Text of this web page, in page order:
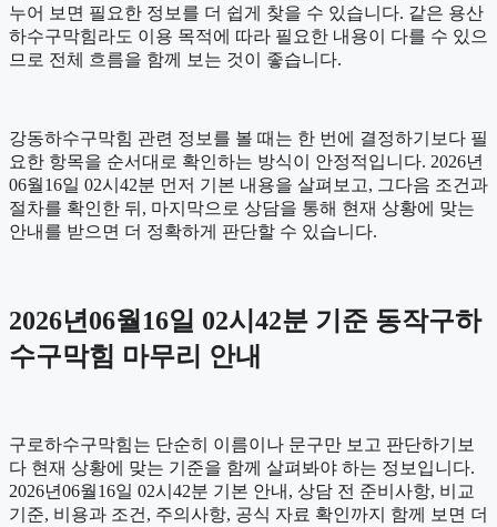
누어 보면 필요한 정보를 더 쉽게 찾을 수 있습니다. 같은 용산
하수구막힘라도 이용 목적에 따라 필요한 내용이 다를 수 있으
므로 전체 흐름을 함께 보는 것이 좋습니다.
강동하수구막힘 관련 정보를 볼 때는 한 번에 결정하기보다 필
요한 항목을 순서대로 확인하는 방식이 안정적입니다. 2026년
06월16일 02시42분 먼저 기본 내용을 살펴보고, 그다음 조건과
절차를 확인한 뒤, 마지막으로 상담을 통해 현재 상황에 맞는
안내를 받으면 더 정확하게 판단할 수 있습니다.
2026년06월16일 02시42분 기준 동작구하
수구막힘 마무리 안내
구로하수구막힘는 단순히 이름이나 문구만 보고 판단하기보
다 현재 상황에 맞는 기준을 함께 살펴봐야 하는 정보입니다.
2026년06월16일 02시42분 기본 안내, 상담 전 준비사항, 비교
기준, 비용과 조건, 주의사항, 공식 자료 확인까지 함께 보면 더